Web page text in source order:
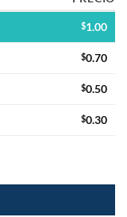
$1.00
$0.70
$0.50
$0.30